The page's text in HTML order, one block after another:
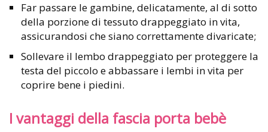
Far passare le gambine, delicatamente, al di sotto
della porzione di tessuto drappeggiato in vita,
assicurandosi che siano correttamente divaricate;
Sollevare il lembo drappeggiato per proteggere la
testa del piccolo e abbassare i lembi in vita per
coprire bene i piedini.
I vantaggi della fascia porta bebè